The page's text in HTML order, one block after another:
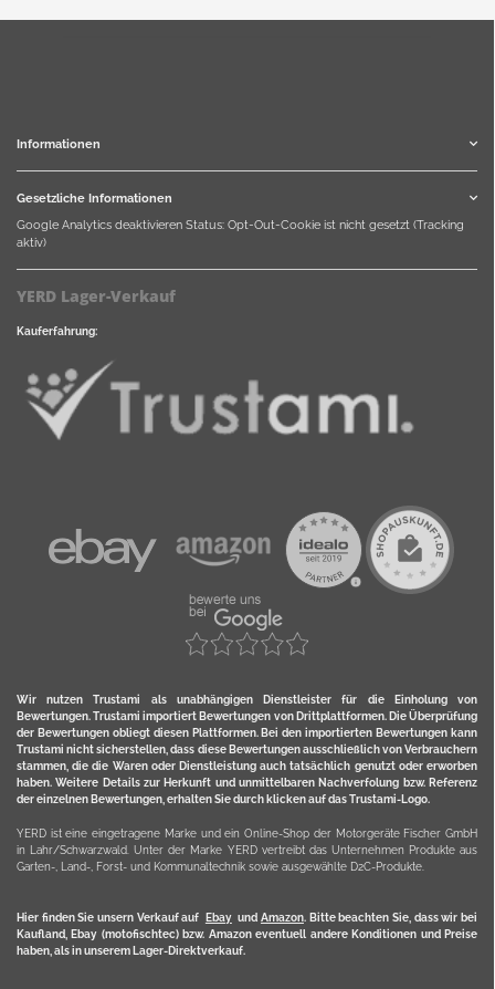
Informationen
Gesetzliche Informationen
Google Analytics deaktivieren Status: Opt-Out-Cookie ist nicht gesetzt (Tracking
aktiv)
YERD Lager-Verkauf
Kauferfahrung:
Wir nutzen Trustami als unabhängigen Dienstleister für die Einholung von
Bewertungen. Trustami importiert Bewertungen von Drittplattformen. Die Überprüfung
der Bewertungen obliegt diesen Plattformen. Bei den importierten Bewertungen kann
Trustami nicht sicherstellen, dass diese Bewertungen ausschließlich von Verbrauchern
stammen, die die Waren oder Dienstleistung auch tatsächlich genutzt oder erworben
haben. Weitere Details zur Herkunft und unmittelbaren Nachverfolung bzw. Referenz
der einzelnen Bewertungen, erhalten Sie durch klicken auf das Trustami-Logo.
YERD ist eine eingetragene Marke und ein Online-Shop der Motorgeräte Fischer GmbH
in Lahr/Schwarzwald. Unter der Marke YERD vertreibt das Unternehmen Produkte aus
Garten-, Land-, Forst- und Kommunaltechnik sowie ausgewählte D2C-Produkte.
Hier finden Sie unsern Verkauf auf Ebayund Amazon. Bitte beachten Sie, dass wir bei
Kaufland, Ebay (motofischtec) bzw. Amazon eventuell andere Konditionen und Preise
haben, als in unserem Lager-Direktverkauf.